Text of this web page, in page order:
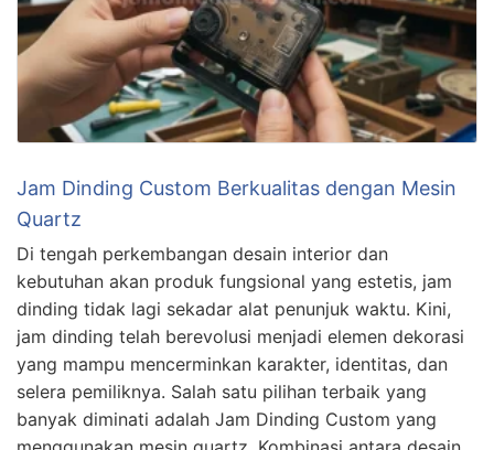
Jam Dinding Custom Berkualitas dengan Mesin
Quartz
Di tengah perkembangan desain interior dan
kebutuhan akan produk fungsional yang estetis, jam
dinding tidak lagi sekadar alat penunjuk waktu. Kini,
jam dinding telah berevolusi menjadi elemen dekorasi
yang mampu mencerminkan karakter, identitas, dan
selera pemiliknya. Salah satu pilihan terbaik yang
banyak diminati adalah Jam Dinding Custom yang